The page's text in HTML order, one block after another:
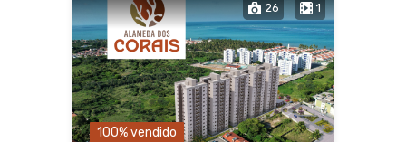
26 1
100% vendido